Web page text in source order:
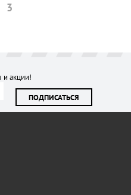
3
и акции!
ПОДПИСАТЬСЯ